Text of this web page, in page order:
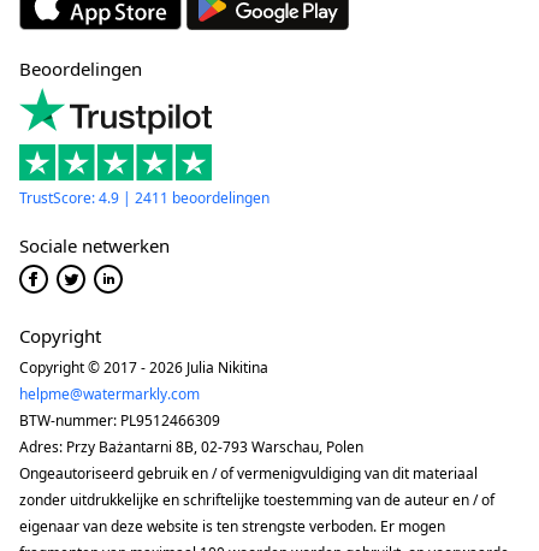
Beoordelingen
TrustScore: 4.9 | 2411 beoordelingen
Sociale netwerken
Copyright
Copyright © 2017 - 2026 Julia Nikitina
helpme@watermarkly.com
BTW-nummer: PL9512466309
Adres: Przy Bażantarni 8B, 02-793 Warschau, Polen
Ongeautoriseerd gebruik en / of vermenigvuldiging van dit materiaal
zonder uitdrukkelijke en schriftelijke toestemming van de auteur en / of
eigenaar van deze website is ten strengste verboden. Er mogen